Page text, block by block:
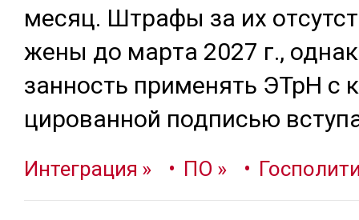
ме­сяц. Штра­фы за их
жены до мар­та 2027 г.,
зан­ность при­менять ЭТрН с
циро­ван­ной под­писью
Интеграция ПО